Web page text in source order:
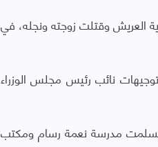
العريش وقتلت زوجته ونجله، في
نائب رئيس مجلس الوزراء
تسلمت مدرسة نعمة رسام ومكتب